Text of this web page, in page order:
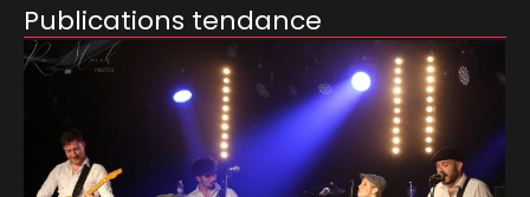
Publications tendance